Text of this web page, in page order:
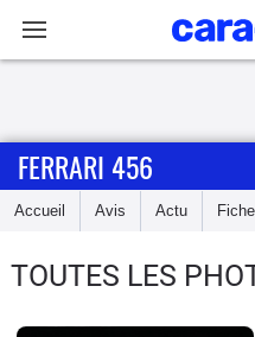
Accueil
Essais
FERRARI 456
Accueil Avis Actu
TOUTES LES